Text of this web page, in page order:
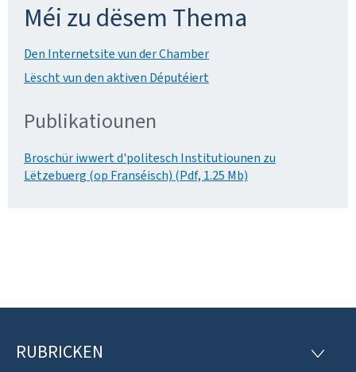
Méi zu dësem Thema
Den Internetsite vun der Chamber
Lëscht vun den aktiven Députéiert
Publikatiounen
Broschür iwwert d'politesch Institutiounen zu
Lëtzebuerg (op Franséisch) (Pdf, 1.25 Mb)
F
RUBRICKEN
R